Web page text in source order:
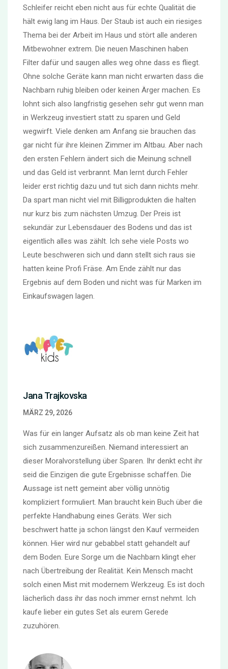
Schleifer reicht eben nicht aus für echte Qualität die
hält ewig lang im Haus. Der Staub ist auch ein riesiges
Thema bei der Arbeit im Haus und stört alle anderen
Mitbewohner extrem. Die neuen Maschinen haben
Filter dafür und saugen alles weg ohne dass es fliegt.
Ohne solche Geräte kann man nicht erwarten dass die
Nachbarn ruhig bleiben oder keinen Ärger machen. Es
lohnt sich also langfristig gesehen sehr gut wenn man
in Werkzeug investiert statt zu sparen und Geld
wegwirft. Viele denken am Anfang sie brauchen das
gar nicht für ihre kleinen Zimmer im Altbau. Aber nach
den ersten Fehlern ändert sich die Meinung schnell
und das Geld ist verbrannt. Man lernt durch Fehler
leider erst richtig dazu und tut sich dann nichts mehr.
Da spart man nicht viel mit Billigprodukten die halten
nur kurz bis zum nächsten Umzug. Der Preis ist
sekundär zur Lebensdauer des Bodens und das ist
eigentlich alles was zählt. Ich sehe viele Posts wo
Leute beschweren sich und dann stellt sich raus sie
hatten keine Profi Fräse. Am Ende zählt nur das
Ergebnis auf dem Boden und nicht was für Marken im
Einkaufswagen lagen.
Jana Trajkovska
MÄRZ 29, 2026
Was für ein langer Aufsatz als ob man keine Zeit hat
sich zusammenzureißen. Niemand interessiert an
dieser Moralvorstellung über Sparen. Ihr denkt echt ihr
seid die Einzigen die gute Ergebnisse schaffen. Die
Aussage ist nett gemeint aber völlig unnötig
kompliziert formuliert. Man braucht kein Buch über die
perfekte Handhabung eines Geräts. Wer sich
beschwert hatte ja schon längst den Kauf vermeiden
können. Hier wird nur gebabbel statt gehandelt auf
dem Boden. Eure Sorge um die Nachbarn klingt eher
nach Übertreibung der Realität. Kein Mensch macht
solch einen Mist mit modernem Werkzeug. Es ist doch
lächerlich dass ihr das noch immer ernst nehmt. Ich
kaufe lieber ein gutes Set als eurem Gerede
zuzuhören.